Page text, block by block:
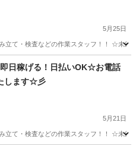
5月25日
み立て・検査などの作業スタッフ！！
即日稼げる！日払いOK☆お電話
します☆彡
5月21日
み立て・検査などの作業スタッフ！！